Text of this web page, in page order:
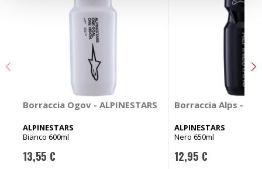
Borraccia Ogov - ALPINESTARS
ALPINESTARS
Bianco 600ml
13,55 €
Borraccia Alps -
ALPINESTARS
Nero 650ml
12,95 €